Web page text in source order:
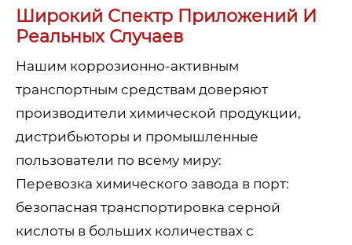
Широкий Спектр Приложений И
Реальных Случаев
Нашим коррозионно-активным
транспортным средствам доверяют
производители химической продукции,
дистрибьюторы и промышленные
пользователи по всему миру:
Перевозка химического завода в порт:
безопасная транспортировка серной
кислоты в больших количествах с